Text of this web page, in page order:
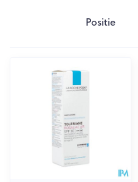
Sorteer op: